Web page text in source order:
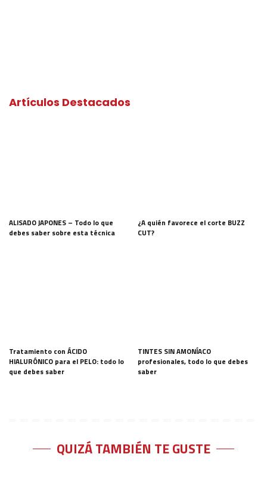
Artículos Destacados
ALISADO JAPONES – Todo lo que
debes saber sobre esta técnica
¿A quién favorece el corte BUZZ
CUT?
Tratamiento con ÁCIDO
HIALURÓNICO para el PELO: todo lo
que debes saber
TINTES SIN AMONÍACO
profesionales, todo lo que debes
saber
QUIZÁ TAMBIÉN TE GUSTE